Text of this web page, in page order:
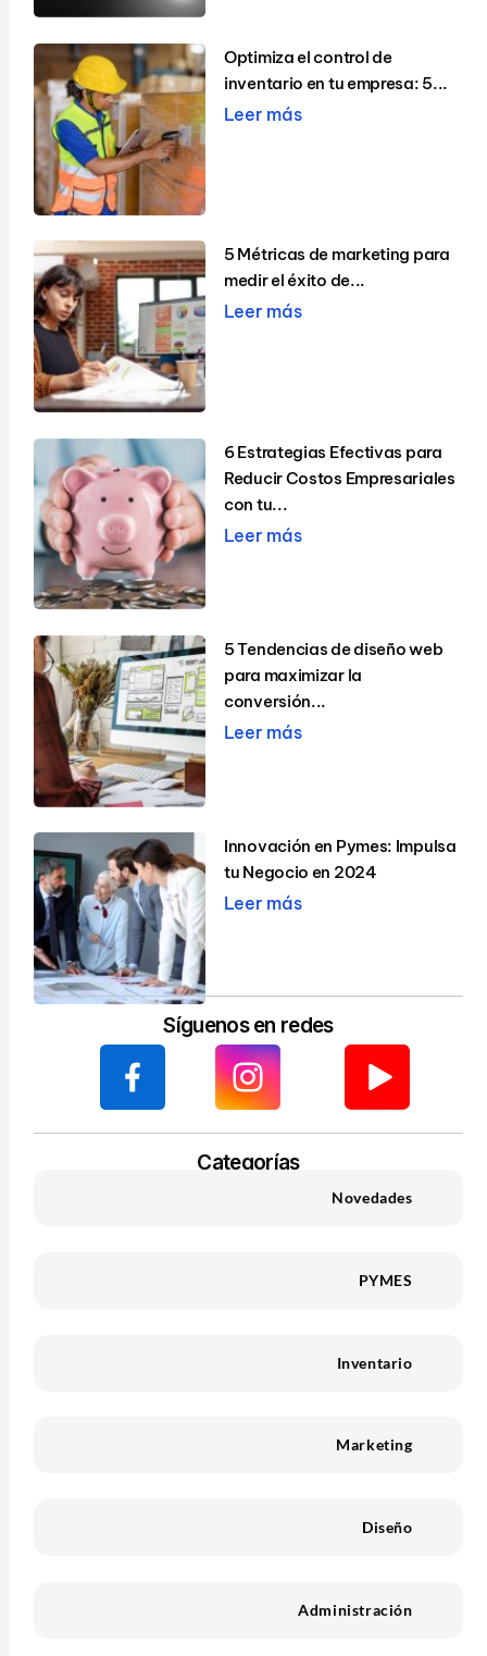
Optimiza el control de
inventario en tu empresa: 5...
Leer más
5 Métricas de marketing para
medir el éxito de...
Leer más
6 Estrategias Efectivas para
Reducir Costos Empresariales
con tu...
Leer más
5 Tendencias de diseño web
para maximizar la
conversión...
Leer más
Innovación en Pymes: Impulsa
tu Negocio en 2024
Leer más
Síguenos en redes
Categorías
Novedades
PYMES
Inventario
Marketing
Diseño
Administración